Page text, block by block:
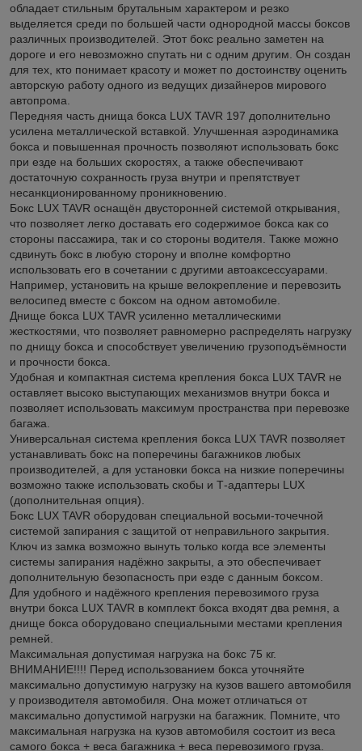
обладает стильным брутальным характером и резко
выделяется среди по большей части однородной массы боксов
различных производителей. Этот бокс реально заметен на
дороге и его невозможно спутать ни с одним другим. Он создан
для тех, кто понимает красоту и может по достоинству оценить
авторскую работу одного из ведущих дизайнеров мирового
автопрома.
Передняя часть днища бокса LUX TAVR 197 дополнительно
усилена металлической вставкой. Улучшенная аэродинамика
бокса и повышенная прочность позволяют использовать бокс
при езде на больших скоростях, а также обеспечивают
достаточную сохранность груза внутри и препятствует
несанкционированному проникновению.
Бокс LUX TAVR оснащён двусторонней системой открывания,
что позволяет легко доставать его содержимое бокса как со
стороны пассажира, так и со стороны водителя. Также можно
сдвинуть бокс в любую сторону и вполне комфортно
использовать его в сочетании с другими автоаксессуарами.
Например, установить на крыше велокрепление и перевозить
велосипед вместе с боксом на одном автомобиле.
Днище бокса LUX TAVR усиленно металлическими
жесткостями, что позволяет равномерно распределять нагрузку
по днищу бокса и способствует увеличению грузоподъёмности
и прочности бокса.
Удобная и компактная система крепления бокса LUX TAVR не
оставляет высоко выступающих механизмов внутри бокса и
позволяет использовать максимум пространства при перевозке
багажа.
Универсальная система крепления бокса LUX TAVR позволяет
устанавливать бокс на поперечины багажников любых
производителей, а для установки бокса на низкие поперечины
возможно также использовать скобы и Т-адаптеры LUX
(дополнительная опция).
Бокс LUX TAVR оборудован специальной восьми-точечной
системой запирания с защитой от неправильного закрытия.
Ключ из замка возможно вынуть только когда все элементы
системы запирания надёжно закрыты, а это обеспечивает
дополнительную безопасность при езде с данным боксом.
Для удобного и надёжного крепления перевозимого груза
внутри бокса LUX TAVR в комплект бокса входят два ремня, а
днище бокса оборудовано специальными местами крепления
ремней.
Максимальная допустимая нагрузка на бокс 75 кг.
ВНИМАНИЕ!!!! Перед использованием бокса уточняйте
максимально допустимую нагрузку на кузов вашего автомобиля
у производителя автомобиля. Она может отличаться от
максимально допустимой нагрузки на багажник. Помните, что
максимальная нагрузка на кузов автомобиля состоит из веса
самого бокса + веса багажника + веса перевозимого груза.